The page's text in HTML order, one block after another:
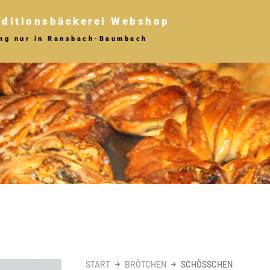
Webshop
nur in Ransbach-Baumbach
START BRÖTCHEN SCHÖSSCHEN